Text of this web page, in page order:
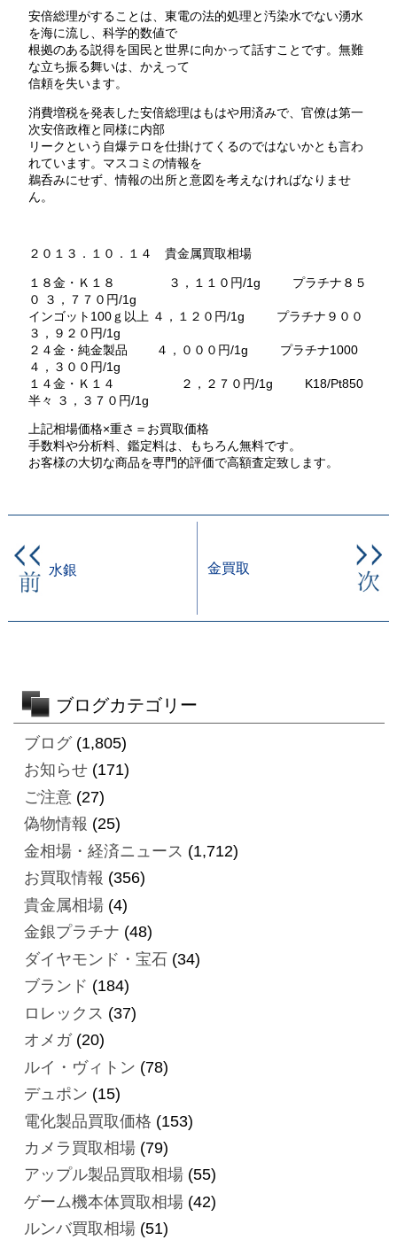
安倍総理がすることは、東電の法的処理と汚染水でない湧水
を海に流し、科学的数値で
根拠のある説得を国民と世界に向かって話すことです。無難
な立ち振る舞いは、かえって
信頼を失います。
消費増税を発表した安倍総理はもはや用済みで、官僚は第一
次安倍政権と同様に内部
リークという自爆テロを仕掛けてくるのではないかとも言わ
れています。マスコミの情報を
鵜呑みにせず、情報の出所と意図を考えなければなりませ
ん。
２０１３．１０．１４ 貴金属買取相場
１８金・Ｋ１８ ３，１１０円/1g プラチナ８５
０ ３，７７０円/1g
インゴット100ｇ以上 ４，１２０円/1g プラチナ９００
３，９２０円/1g
２４金・純金製品 ４，０００円/1g プラチナ1000
４，３００円/1g
１４金・Ｋ１４ ２，２７０円/1g K18/Pt850
半々 ３，３７０円/1g
上記相場価格×重さ＝お買取価格
手数料や分析料、鑑定料は、もちろん無料です。
お客様の大切な商品を専門的評価で高額査定致します。
水銀 金買取
ブログカテゴリー
ブログ(1,805)
お知らせ(171)
ご注意(27)
偽物情報 (25)
金相場・経済ニュース (1,712)
お買取情報 (356)
貴金属相場(4)
金銀プラチナ (48)
ダイヤモンド・宝石(34)
ブランド (184)
ロレックス (37)
オメガ(20)
ルイ・ヴィトン (78)
デュポン (15)
電化製品買取価格 (153)
カメラ買取相場(79)
アップル製品買取相場(55)
ゲーム機本体買取相場(42)
ルンバ買取相場(51)